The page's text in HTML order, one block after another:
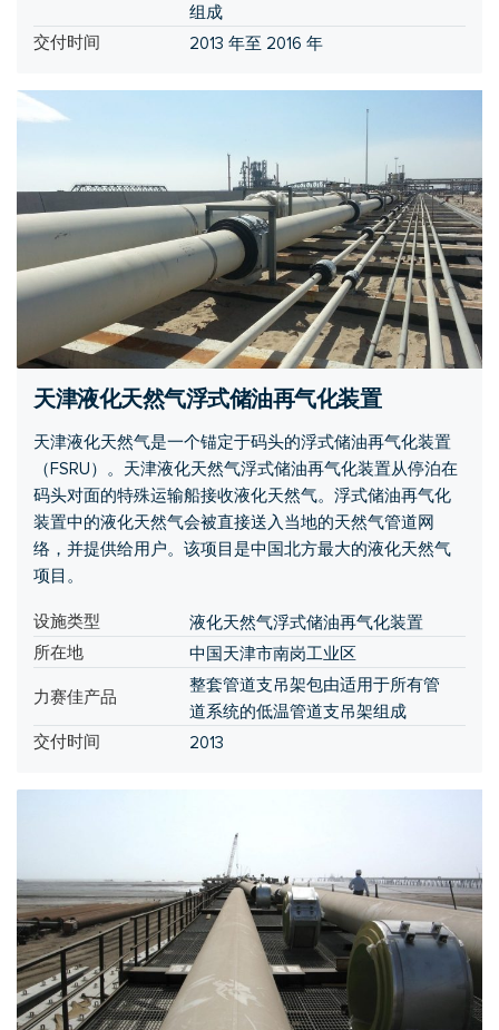
组成
交付时间 2013 年至 2016 年
天津液化天然气浮式储油再气化装置
天津液化天然气是一个锚定于码头的浮式储油再气化装置
（FSRU）。天津液化天然气浮式储油再气化装置从停泊在
码头对面的特殊运输船接收液化天然气。浮式储油再气化
装置中的液化天然气会被直接送入当地的天然气管道网
络，并提供给用户。该项目是中国北方最大的液化天然气
项目。
设施类型 液化天然气浮式储油再气化装置
所在地 中国天津市南岗工业区
力赛佳产品
整套管道支吊架包由适用于所有管
道系统的低温管道支吊架组成
交付时间 2013